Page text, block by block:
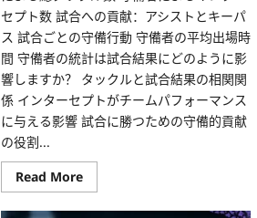
セプト数 試合への貢献：アシストとキーパ
ス 試合ごとの守備行動 守備者の平均出場時
間 守備者の統計は試合結果にどのように影
響しますか？ タックルと試合結果の相関関
係 インターセプトがチームパフォーマンス
に与える影響 試合に勝つための守備的貢献
の役割...
Read MoreRead
more
2024